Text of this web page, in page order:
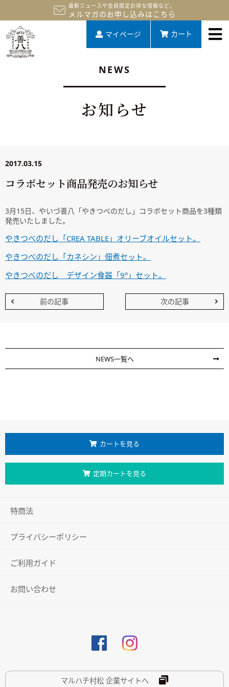
最新ニュースや会員限定お得な情報など。
メルマガのお申し込みはこちら
マイページ カート
NEWS
お知らせ
2017.03.15
コラボセット商品発売のお知らせ
3月15日、やいづ善八「やきつべのだし」コラボセット商品を3種類
発売いたしました。
やきつべのだし「CREA TABLE」オリーブオイルセット。
やきつべのだし「カネシン」佃煮セット。
やきつべのだし デザイン食器「9°」セット。
前の記事 次の記事
NEWS一覧へ
カートを見る
定期カートを見る
特商法
プライバシーポリシー
ご利用ガイド
お問い合わせ
マルハチ村松 企業サイトへ